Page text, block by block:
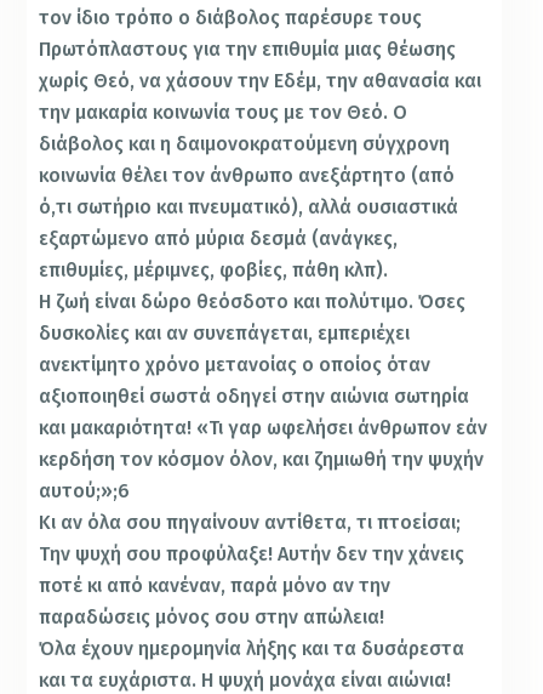
τον ίδιο τρόπο ο διάβολος παρέσυρε τους
Πρωτόπλαστους για την επιθυμία μιας θέωσης
χωρίς Θεό, να χάσουν την Εδέμ, την αθανασία και
την μακαρία κοινωνία τους με τον Θεό. Ο
διάβολος και η δαιμονοκρατούμενη σύγχρονη
κοινωνία θέλει τον άνθρωπο ανεξάρτητο (από
ό,τι σωτήριο και πνευματικό), αλλά ουσιαστικά
εξαρτώμενο από μύρια δεσμά (ανάγκες,
επιθυμίες, μέριμνες, φοβίες, πάθη κλπ).
Η ζωή είναι δώρο θεόσδοτο και πολύτιμο. Όσες
δυσκολίες και αν συνεπάγεται, εμπεριέχει
ανεκτίμητο χρόνο μετανοίας ο οποίος όταν
αξιοποιηθεί σωστά οδηγεί στην αιώνια σωτηρία
και μακαριότητα! «Τι γαρ ωφελήσει άνθρωπον εάν
κερδήση τον κόσμον όλον, και ζημιωθή την ψυχήν
αυτού;»;6
Κι αν όλα σου πηγαίνουν αντίθετα, τι πτοείσαι;
Την ψυχή σου προφύλαξε! Αυτήν δεν την χάνεις
ποτέ κι από κανέναν, παρά μόνο αν την
παραδώσεις μόνος σου στην απώλεια!
Όλα έχουν ημερομηνία λήξης και τα δυσάρεστα
και τα ευχάριστα. Η ψυχή μονάχα είναι αιώνια!